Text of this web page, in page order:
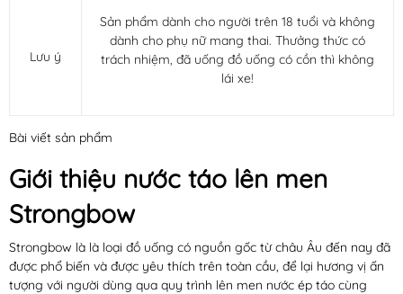
Lưu ý
Sản phẩm dành cho người trên 18 tuổi và không
dành cho phụ nữ mang thai. Thưởng thức có
trách nhiệm, đã uống đồ uống có cồn thì không
lái xe!
Bài viết sản phẩm
Giới thiệu nước táo lên men
Strongbow
Strongbow là là loại đồ uống có nguồn gốc từ châu Âu đến nay đã
được phổ biến và được yêu thích trên toàn cầu, để lại hương vị ấn
tượng với người dùng qua quy trình lên men nước ép táo cùng